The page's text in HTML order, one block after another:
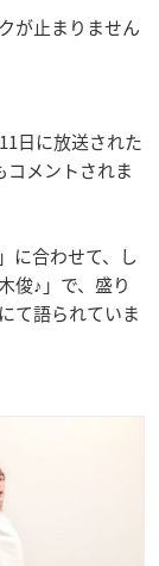
が止まりません
日に放送された
コメントされま
に合わせて、し
俊♪」で、盛り
て語られていま